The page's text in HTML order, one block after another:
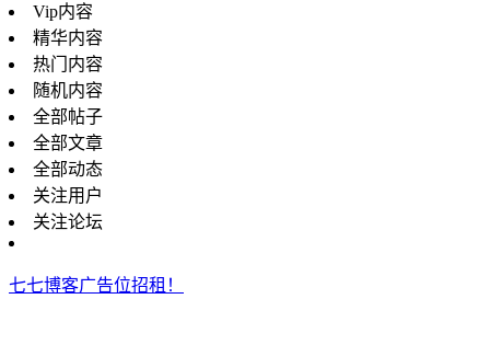
Vip内容
精华内容
热门内容
随机内容
全部帖子
全部文章
全部动态
关注用户
关注论坛
七七博客广告位招租！